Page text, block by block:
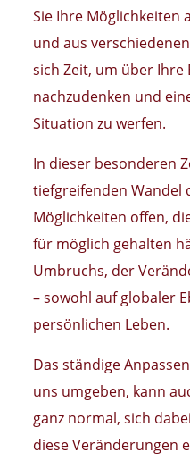
Sie Ihre Möglichkeiten
und aus
sich Zeit, um über Ihre
nachzudenken und
Situation zu werfen.
In dieser besonderen
tiefgreifenden Wandel
Möglichkeiten offen,
für möglich gehalten
Umbruchs, der
– sowohl auf globaler
persönlichen Leben.
Das ständige
uns umgeben, kann
ganz normal, sich
diese Veränderungen